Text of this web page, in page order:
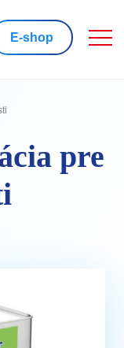
E-shop
pre